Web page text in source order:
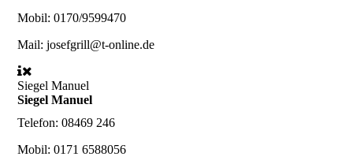
Mobil:0170/9599470
Mail:josefgrill@t-online.de
Siegel Manuel
Siegel Manuel
Telefon:08469 246
Mobil:0171 6588056